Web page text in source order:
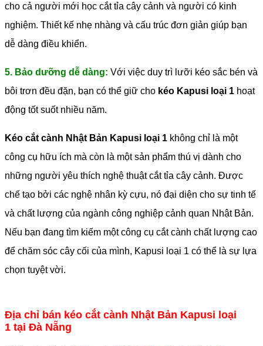
cho cả người mới học cắt tỉa cây cảnh và người có kinh
nghiệm. Thiết kế nhẹ nhàng và cấu trúc đơn giản giúp bạn
dễ dàng điều khiển.
5. Bảo dưỡng dễ dàng: Với việc duy trì lưỡi kéo sắc bén và
bôi trơn đều đặn, bạn có thể giữ cho kéo Kapusi loại 1 hoạt
động tốt suốt nhiều năm.
Kéo cắt cành Nhật Bản Kapusi loại 1 không chỉ là một
công cụ hữu ích mà còn là một sản phẩm thú vị dành cho
những người yêu thích nghệ thuật cắt tỉa cây cảnh. Được
chế tạo bởi các nghệ nhân kỳ cựu, nó đại diện cho sự tinh tế
và chất lượng của ngành công nghiệp cảnh quan Nhật Bản.
Nếu bạn đang tìm kiếm một công cụ cắt cành chất lượng cao
để chăm sóc cây cối của mình, Kapusi loại 1 có thể là sự lựa
chọn tuyệt vời.
Địa chỉ bán kéo cắt cành Nhật Bản Kapusi loại
1 tại Đà Nẵng